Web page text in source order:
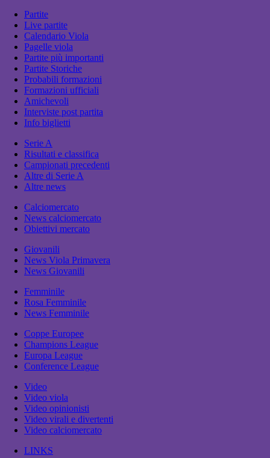
Partite
Live partite
Calendario Viola
Pagelle viola
Partite più importanti
Partite Storiche
Probabili formazioni
Formazioni ufficiali
Amichevoli
Interviste post partita
Info biglietti
Serie A
Risultati e classifica
Campionati precedenti
Altre di Serie A
Altre news
Calciomercato
News calciomercato
Obiettivi mercato
Giovanili
News Viola Primavera
News Giovanili
Femminile
Rosa Femminile
News Femminile
Coppe Europee
Champions League
Europa League
Conference League
Video
Video viola
Video opinionisti
Video virali e divertenti
Video calciomercato
LINKS